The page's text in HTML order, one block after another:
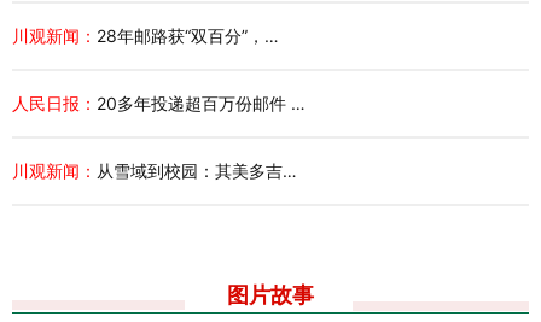
川观新闻： 28年邮路获“双百分”，…
人民日报： 20多年投递超百万份邮件 …
川观新闻： 从雪域到校园：其美多吉…
图片故事